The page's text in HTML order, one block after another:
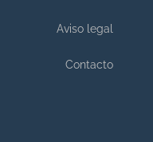
Aviso legal
Contacto